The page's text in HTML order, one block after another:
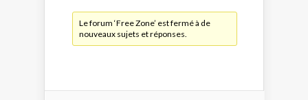
Le forum ‘Free Zone’ est fermé à de
nouveaux sujets et réponses.